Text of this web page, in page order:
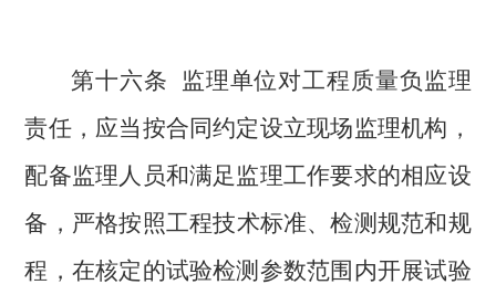
第十六条
监理单位对工程质量负监理
责任，应当按合同约定设立现场监理机构，
配备监理人员和满足监理工作要求的相应设
备， 严格按照工程技术标准、检测规范和规
程，在核定的试验检测参数范围内开展试验